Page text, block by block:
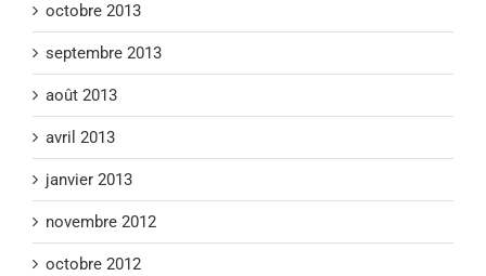
octobre 2013
septembre 2013
août 2013
avril 2013
janvier 2013
novembre 2012
octobre 2012